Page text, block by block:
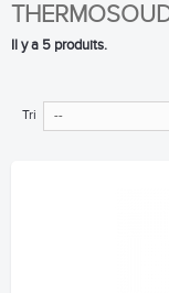
Il y a 5 produits.
Tri --